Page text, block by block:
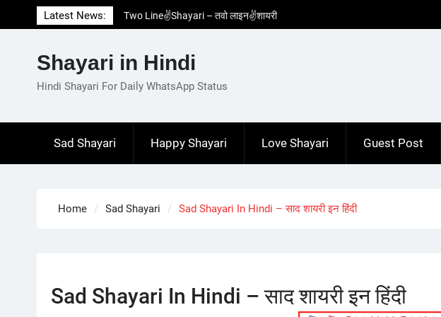
to
Latest News:
Two Line✌️Shayari – तवो लाइन✌️शायरी
Love😓Lines In Hindi – लव😓लाइन्स इन हिंदी
Love🥳Poetry In Hindi – लव🥳पोएट्री इन हिंदी
1 Line☝️Shayari In Hindi – १ लाइन☝️शायरी इन
Shayari in Hindi
Hindi Shayari For Daily WhatsApp Status
Sad Shayari Happy Shayari Love Shayari Guest Post
Home Sad Shayari Sad Shayari In Hindi – साद शायरी इन हिंदी
Sad Shayari In Hindi – साद शायरी इन हिंदी